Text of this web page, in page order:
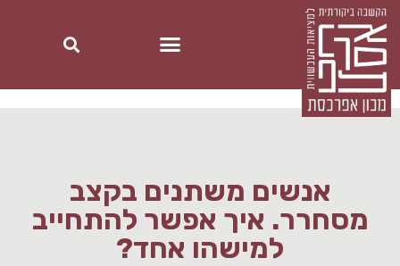
אנשים משתנים בקצב
מסחרר. איך אפשר להתחייב
למישהו אחד?